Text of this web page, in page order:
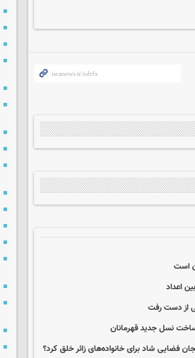
است
از دست رفت
ساخت نسل جدید قهرمانان
فضایی شاد برای خانواده‌های زائر خلق کرد؟